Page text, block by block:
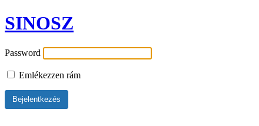
SINOSZ
Password
Emlékezzen rám